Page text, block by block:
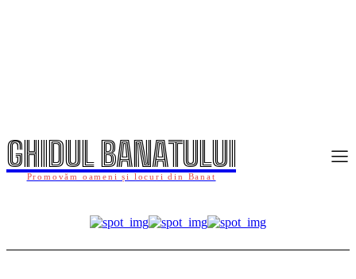
GHIDUL BANATULUI
Promovăm oameni și locuri din Banat